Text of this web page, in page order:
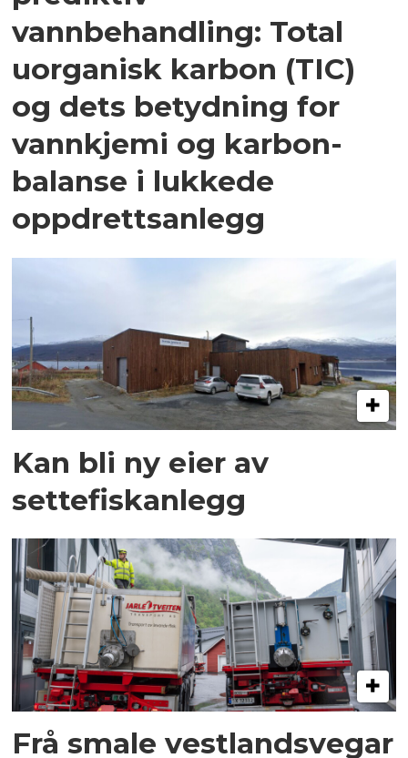
vannbehandling: Total
uorganisk karbon (TIC)
og dets betydning for
vannkjemi og karbon­
balanse i lukkede
oppdrettsanlegg
Kan bli ny eier av
settefiskanlegg
Frå smale vestlandsvegar